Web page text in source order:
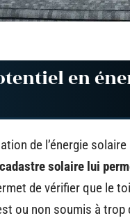
en
de l’énergie
solaire lui
de vérifier que le
ou non soumis à